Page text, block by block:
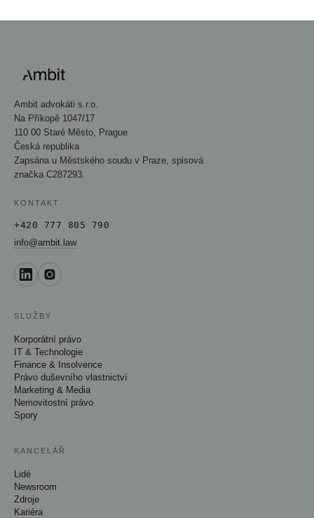
Ambit advokáti s.r.o.
Na Příkopě 1047/17
110 00 Staré Město, Prague
Česká republika
Zapsána u Městského soudu v Praze, spisová
značka C287293.
KONTAKT
+420 777 805 790
info@ambit.law
SLUŽBY
Korporátní právo
IT & Technologie
Finance & Insolvence
Právo duševního vlastnictví
Marketing & Media
Nemovitostní právo
Spory
KANCELÁŘ
Lidé
Newsroom
Zdroje
Kariéra